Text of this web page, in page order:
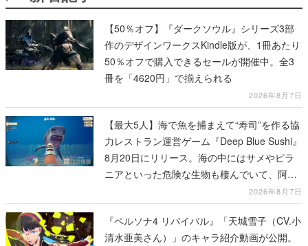
【50％オフ】『ダークソウル』シリーズ3部
作のデザインワークスKindle版が、1冊あたり
50％オフで購入できるセールが開催中。全3
冊を「4620円」で揃えられる
2026年8月7日
【最大5人】海で魚を捕まえて“寿司”を作る協
力レストラン運営ゲーム『Deep Blue Sushi』
8月20日にリリース。海の中にはサメやピラ
ニアといった危険な生物も棲んでいて、阿鼻
2026年8月7日
『ペルソナ4 リバイバル』「天城雪子（CV.小
清水亜美さん）」のキャラ紹介動画が公開。